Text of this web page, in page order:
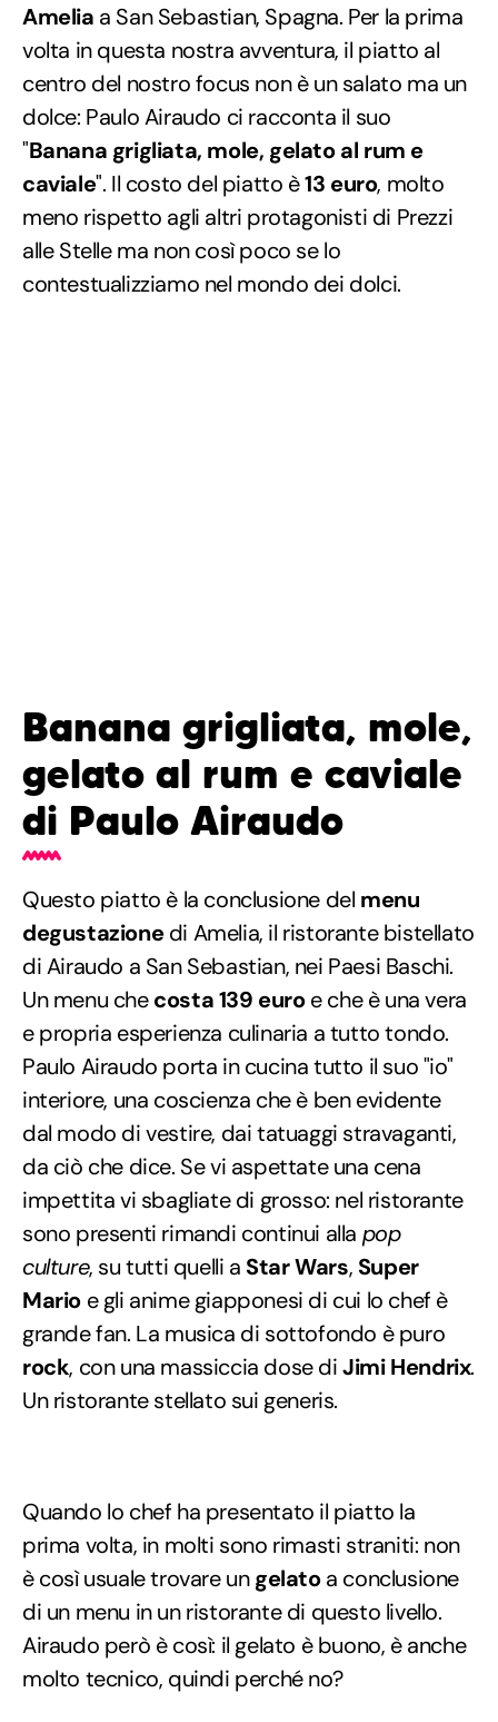
Amelia a San Sebastian, Spagna. Per la prima
volta in questa nostra avventura, il piatto al
centro del nostro focus non è un salato ma un
dolce: Paulo Airaudo ci racconta il suo
"Banana grigliata, mole, gelato al rum e
caviale". Il costo del piatto è13 euro, molto
meno rispetto agli altri protagonisti di Prezzi
alle Stelle ma non così poco se lo
contestualizziamo nel mondo dei dolci.
Banana grigliata, mole,
gelato al rum e caviale
di Paulo Airaudo
Questo piatto è la conclusione del menu
degustazionedi Amelia, il ristorante bistellato
di Airaudo a San Sebastian, nei Paesi Baschi.
Un menu checosta 139 euroe che è una vera
e propria esperienza culinaria a tutto tondo.
Paulo Airaudo porta in cucina tutto il suo "io"
interiore, una coscienza che è ben evidente
dal modo di vestire, dai tatuaggi stravaganti,
da ciò che dice. Se vi aspettate una cena
impettita vi sbagliate di grosso: nel ristorante
sono presenti rimandi continui alla pop
culture, su tutti quelli a Star Wars, Super
Mario e gli anime giapponesi di cui lo chef è
grande fan. La musica di sottofondo è puro
rock, con una massiccia dose diJimi Hendrix.
Un ristorante stellato sui generis.
Quando lo chef ha presentato il piatto la
prima volta, in molti sono rimasti straniti: non
è così usuale trovare ungelatoa conclusione
di un menu in un ristorante di questo livello.
Airaudo però è così: il gelato è buono, è anche
molto tecnico, quindi perché no?